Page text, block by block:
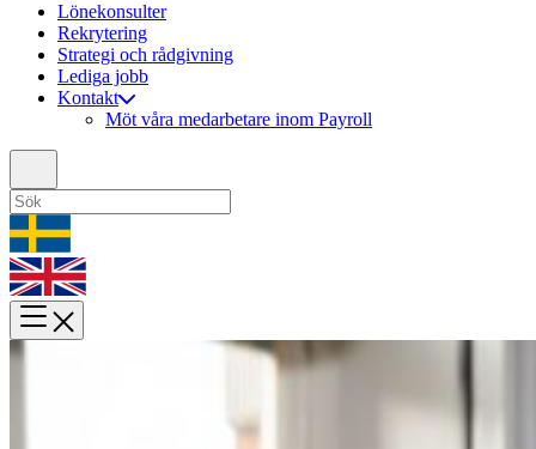
Lönekonsulter
Rekrytering
Strategi och rådgivning
Lediga jobb
Kontakt
Möt våra medarbetare inom Payroll